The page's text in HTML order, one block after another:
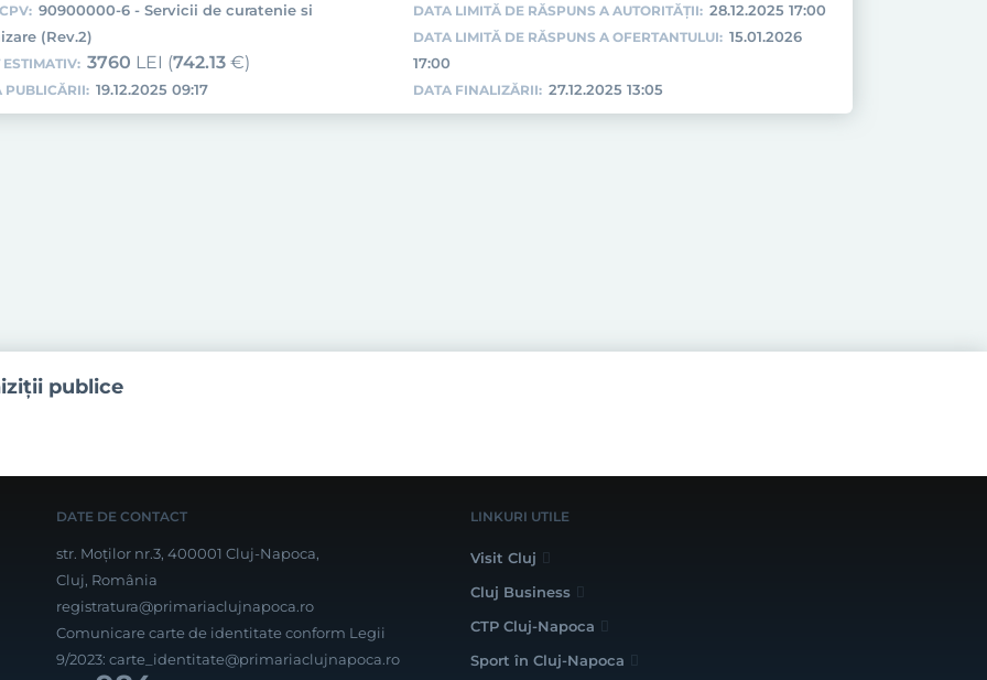
90900000-6 - Servicii de curatenie si
(Rev.2)
ESTIMATIV: 3760 LEI (742.13€)
PUBLICĂRII: 19.12.2025 09:17
DATA LIMITĂ DE RĂSPUNS A AUTORITĂȚII: 28.12.2025 17:00
DATA LIMITĂ DE RĂSPUNS A OFERTANTULUI: 15.01.2026
17:00
DATA FINALIZĂRII: 27.12.2025 13:05
publice
DATE DE CONTACT
str. Moților nr.3, 400001 Cluj-Napoca,
Cluj, România
registratura@primariaclujnapoca.ro
Comunicare carte de identitate conform Legii
9/2023: carte_identitate@primariaclujnapoca.ro
LINKURI UTILE
Visit Cluj
Cluj Business
CTP Cluj-Napoca
Sport în Cluj-Napoca